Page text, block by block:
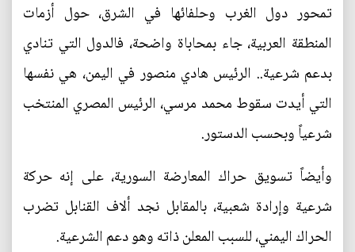
تمحور دول الغرب وحلفائها في الشرق، حول أزمات
المنطقة العربية، جاء بمحاباة واضحة، فالدول التي تنادي
بدعم شرعية.. الرئيس هادي منصور في اليمن، هي نفسها
التي أيدت سقوط محمد مرسي، الرئيس المصري المنتخب
شرعياً وبحسب الدستور.
وأيضاً تسويق حراك المعارضة السورية، على إنه حركة
شرعية وإرادة شعبية، بالمقابل نجد ألاف القنابل تضرب
الحراك اليمني، للسبب المعلن ذاته وهو دعم الشرعية.